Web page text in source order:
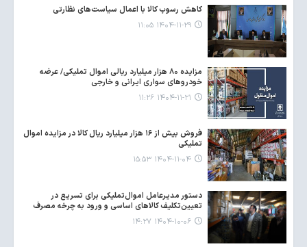
کاهش رسوب کالا با اعمال سیاست‌های نظارتی
۱۴۰۴-۱۱-۲۹ ۱۱:۰۵
مزایده ۸۰ هزار میلیارد ریالی اموال تملیکی/ عرضه
خودروهای سواری ایرانی و خارجی
۱۴۰۴-۱۱-۲۱ ۱۱:۲۶
فروش بیش از ۱۶ هزار میلیارد ریال کالا در مزایده اموال
تملیکی
۱۴۰۴-۱۱-۰۴ ۱۵:۵۳
دستور مدیرعامل اموال‌تملیکی برای تسریع در
تعیین‌تکلیف کالاهای اساسی و ورود به چرخه مصرف
۱۴۰۴-۱۰-۰۶ ۱۴:۲۷